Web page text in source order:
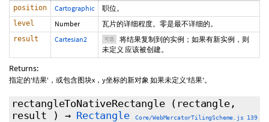
position Cartographic 职位。
level Number 瓦片的详细程度。零是最不详细的。
result Cartesian2 可选
将结果复制到的实例；如果有新实例，则
未定义 应该被创建。
Returns:
指定的'结果'，或包含图块x，y坐标的新对象 如果未定义'结果'。
rectangleToNativeRectangle (rectangle,
result
) → Rectangle Core/WebMercatorTilingScheme.js 139